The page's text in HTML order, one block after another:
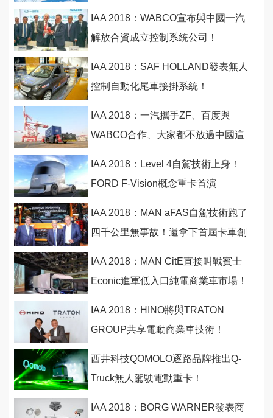
IAA 2018：WABCO宣布與中國一汽
解放合資成立控制系統公司！
IAA 2018：SAF HOLLAND發表無人
控制自動化尾車接掛系統！
IAA 2018：一汽攜手ZF、百度與
WABCO合作、大家都不放過中國這
IAA 2018：Level 4自駕技術上身！
FORD F-Vision概念重卡首演
IAA 2018：MAN aFAS自駕技術跑了
四千公里無事故！還拿下首屆卡車創
IAA 2018：MAN CitE直接叫戰賓士
Econic進軍低入口純電商業車市場！
IAA 2018：HINO將與TRATON
GROUP共享電動商業車技術！
西井科技QOMOLO逐路品牌推出Q-
Truck無人駕駛電動重卡！
IAA 2018：BORG WARNER發表商